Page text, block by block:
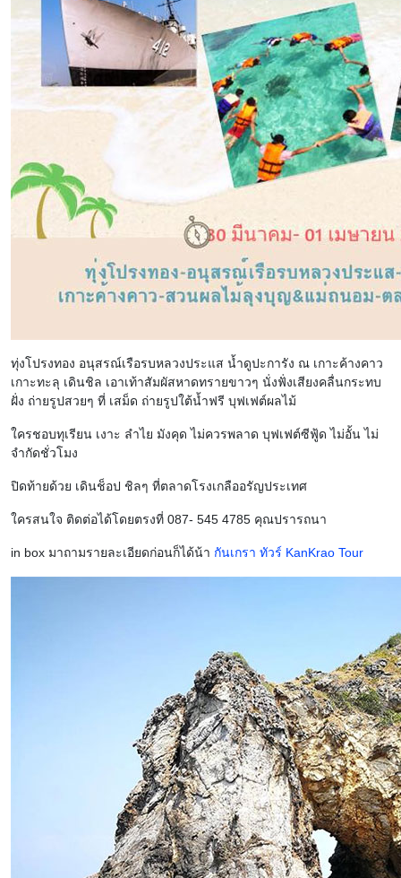
ทุ่งโปรงทอง อนุสรณ์เรือรบหลวงประแส น้ำดูปะการัง ณ เกาะค้างคาว
เกาะทะลุ เดินชิล เอาเท้าสัมผัสหาดทรายขาวๆ นั่งฟั่งเสียงคลื่นกระทบ
ฝั่ง ถ่ายรูปสวยๆ ที่ เสม็ด ถ่ายรูปใต้น้ำฟรี บุฟเฟต์ผลไม้
ใครชอบทุเรียน เงาะ ลำไย มังคุด ไม่ควรพลาด บุฟเฟต์ซีฟู้ด ไม่อั้น ไม่
จำกัดชั่วโมง
ปิดท้ายด้วย เดินช็อป ชิลๆ ที่ตลาดโรงเกลืออรัญประเทศ
ใครสนใจ ติดต่อได้โดยตรงที่ 087- 545 4785 คุณปรารถนา
in box มาถามรายละเอียดก่อนก็ได้น้า กันเกรา ทัวร์ KanKrao Tour